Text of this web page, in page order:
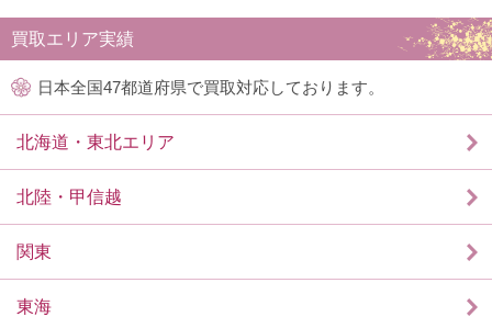
買取エリア実績
日本全国47都道府県で買取対応しております。
北海道・東北エリア
北陸・甲信越
関東
東海